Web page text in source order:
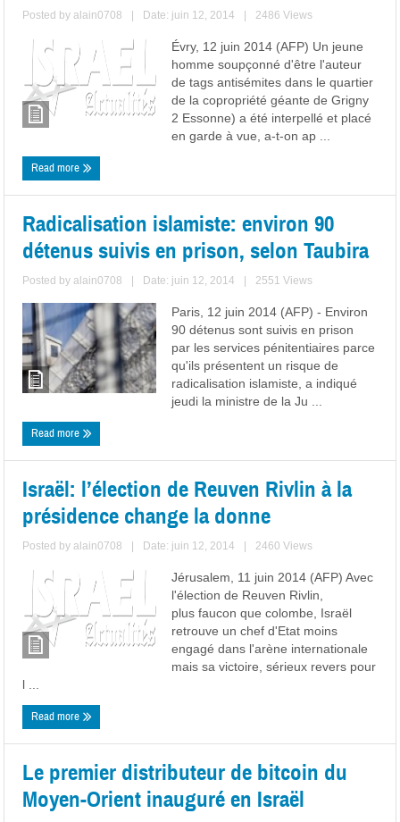
Posted byalain0708 Date: juin 12, 2014 2486 Views
Évry, 12 juin 2014 (AFP) Un jeune
homme soupçonné d'être l'auteur
de tags antisémites dans le quartier
de la copropriété géante de Grigny
2 Essonne) a été interpellé et placé
en garde à vue, a-t-on ap ...
Read more
Radicalisation islamiste: environ 90
détenus suivis en prison, selon Taubira
Posted byalain0708 Date: juin 12, 2014 2551 Views
Paris, 12 juin 2014 (AFP) - Environ
90 détenus sont suivis en prison
par les services pénitentiaires parce
qu'ils présentent un risque de
radicalisation islamiste, a indiqué
jeudi la ministre de la Ju ...
Read more
Israël: l’élection de Reuven Rivlin à la
présidence change la donne
Posted byalain0708 Date: juin 12, 2014 2460 Views
Jérusalem, 11 juin 2014 (AFP) Avec
l'élection de Reuven Rivlin,
plus faucon que colombe, Israël
retrouve un chef d'Etat moins
engagé dans l'arène internationale
mais sa victoire, sérieux revers pour
l ...
Read more
Le premier distributeur de bitcoin du
Moyen-Orient inauguré en Israël